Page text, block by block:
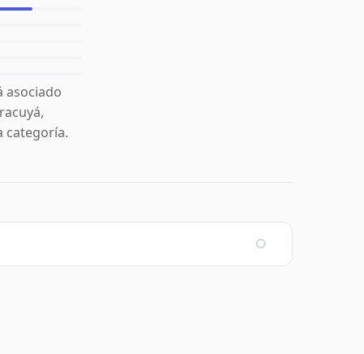
asociado
categoría.